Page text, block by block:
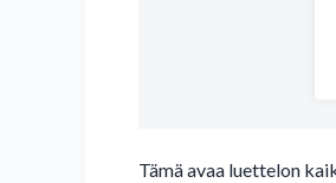
Tämä avaa luettelon